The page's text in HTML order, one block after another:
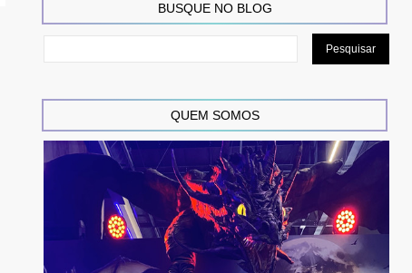
BUSQUE NO BLOG
QUEM SOMOS